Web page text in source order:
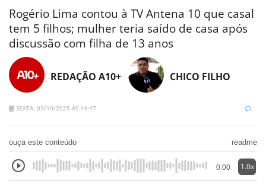
Rogério Lima contou à TV Antena 10 que casal
tem 5 filhos; mulher teria saído de casa após
discussão com filha de 13 anos
REDAÇÃO A10+ CHICO FILHO
SEXTA, 03/10/2025 ÀS 14:47
ouça este conteúdo readme
0:00 1.0x